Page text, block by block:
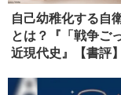
自己幼稚化する自
とは？『「戦争ご
近現代史』【書評】